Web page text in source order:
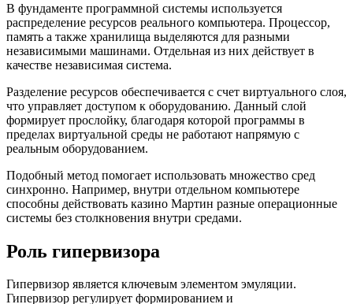
В фундаменте программной системы используется
распределение ресурсов реального компьютера. Процессор,
память а также хранилища выделяются для разными
независимыми машинами. Отдельная из них действует в
качестве независимая система.
Разделение ресурсов обеспечивается с счет виртуального слоя,
что управляет доступом к оборудованию. Данный слой
формирует прослойку, благодаря которой программы в
пределах виртуальной среды не работают напрямую с
реальным оборудованием.
Подобный метод помогает использовать множество сред
синхронно. Например, внутри отдельном компьютере
способны действовать казино Мартин разные операционные
системы без столкновения внутри средами.
Роль гипервизора
Гипервизор является ключевым элементом эмуляции.
Гипервизор регулирует формированием и